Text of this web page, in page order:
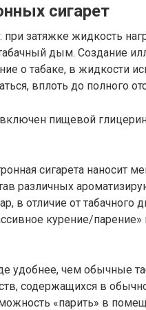
сигарет
затяжке жидкость
дым. Создание
о табаке, в жидкости
вплоть до полного
пищевой
сигарета наносит
различных
в отличие от табачного
курение/парение»
удобнее, чем обычные
содержащихся в
«парить» в